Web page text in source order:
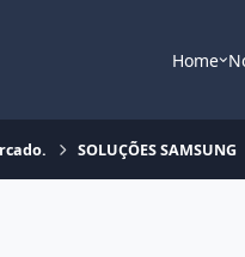
Home
SOLUÇÕES SAMSUNG